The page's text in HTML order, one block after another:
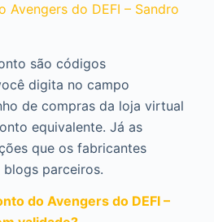
Avengers do DEFI – Sandro
são códigos
digita no campo
de compras da loja virtual
equivalente. Já as
que os fabricantes
parceiros.
do Avengers do DEFI –